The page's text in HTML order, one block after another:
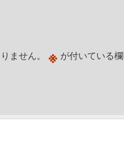
ません。 ※が付いている欄